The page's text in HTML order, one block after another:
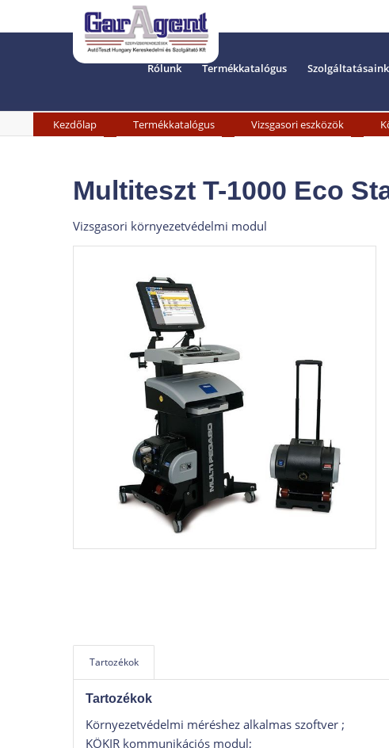
Rólunk Termékkatalógus Szolgáltatásaink
Kezdőlap Termékkatalógus Vizsgasori eszközök
Multiteszt T-1000 Eco
Vizsgasori környezetvédelmi modul
Tartozékok
Tartozékok
Környezetvédelmi méréshez alkalmas szoftver ;
KÖKIR kommunikációs modul;